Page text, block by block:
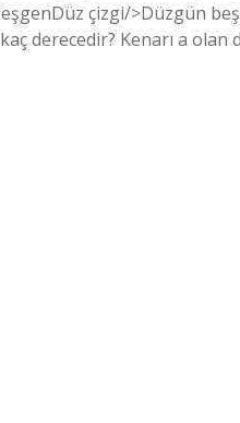
BeşgenDüz çizgi/>Düzgün
derecedir? Kenarı a